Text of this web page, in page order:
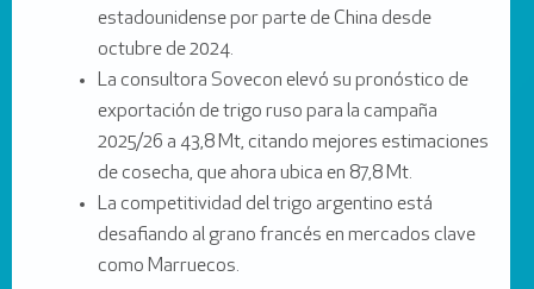
estadounidense por parte de China desde
octubre de 2024.
La consultora Sovecon elevó su pronóstico de
exportación de trigo ruso para la campaña
2025/26 a 43,8 Mt, citando mejores estimaciones
de cosecha, que ahora ubica en 87,8 Mt.
La competitividad del trigo argentino está
desafiando al grano francés en mercados clave
como Marruecos.